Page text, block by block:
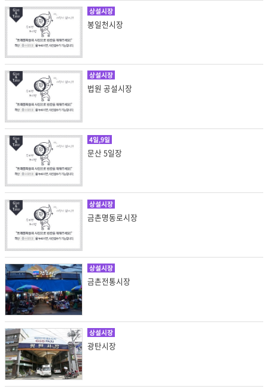
상설시장
봉일천시장
상설시장
법원 공설시장
4일,9일
문산 5일장
상설시장
금촌명동로시장
상설시장
금촌전통시장
상설시장
광탄시장